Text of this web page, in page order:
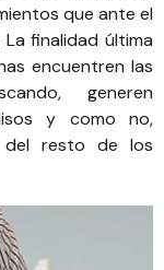
que ante el
finalidad última
encuentren las
generen
y como no,
del resto de los